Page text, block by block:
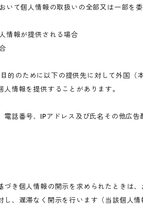
いて個人情報の取扱いの全部又は一部を
情報が提供される場合
的のために以下の提供先に対して外国（
情報を提供することがあります。
話番号、IPアドレス及び氏名その他広告
き個人情報の開示を求められたときは、
、遅滞なく開示を行います（当該個人情